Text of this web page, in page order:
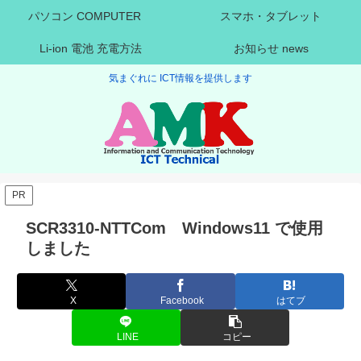
気まぐれに ICT情報を提供します
パソコン COMPUTER スマホ・タブレット
Li-ion 電池 充電方法 お知らせ news
PR
SCR3310-NTTCom Windows11 で使用
しました
X Facebook はてブ
LINE コピー